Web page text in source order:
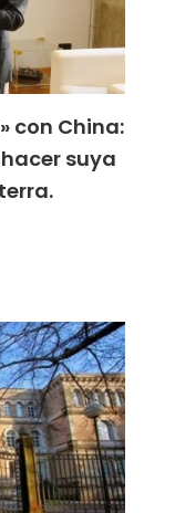
con China:
suya